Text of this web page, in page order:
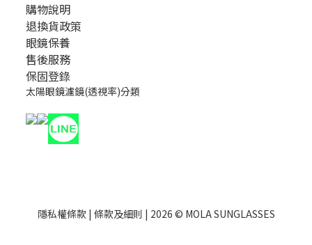
購物說明
退換貨政策
眼鏡保養
售後服務
保固登錄
太陽眼鏡濾鏡(透視率)分類
隱私權條款| 條款及細則 | 2026 © MOLA SUNGLASSES